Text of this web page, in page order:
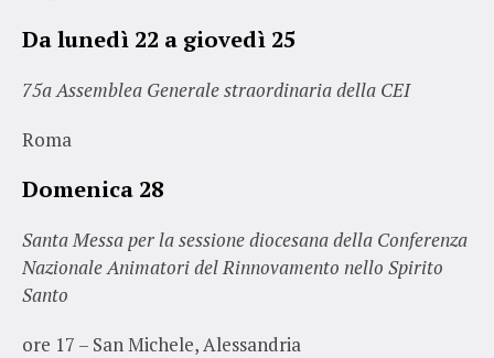
Da lunedì 22 a giovedì 25
75a Assemblea Generale straordinaria della CEI
Roma
Domenica 28
Santa Messa per la sessione diocesana della Conferenza
Nazionale Animatori del Rinnovamento nello Spirito
Santo
ore 17 – San Michele, Alessandria